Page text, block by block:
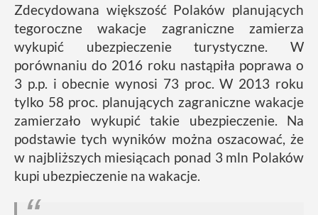
Zdecydowana większość Polaków planujących
tegoroczne wakacje zagraniczne zamierza
wykupić ubezpieczenie turystyczne. W
porównaniu do 2016 roku nastąpiła poprawa o
3 p.p. i obecnie wynosi 73 proc. W 2013 roku
tylko 58 proc. planujących zagraniczne wakacje
zamierzało wykupić takie ubezpieczenie. Na
podstawie tych wyników można oszacować, że
w najbliższych miesiącach ponad 3 mln Polaków
kupi ubezpieczenie na wakacje.